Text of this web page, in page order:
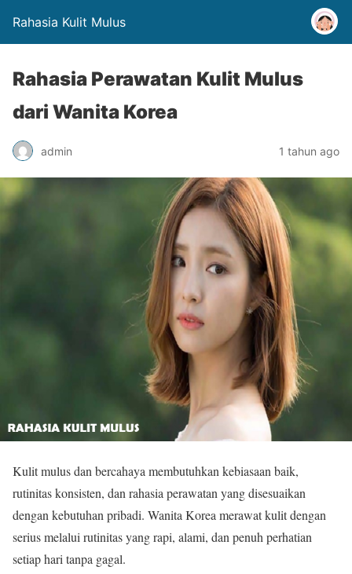
Rahasia Kulit Mulus
Rahasia Perawatan Kulit Mulus
dari Wanita Korea
admin 1 tahun ago
Kulit mulus dan bercahaya membutuhkan kebiasaan baik,
rutinitas konsisten, dan rahasia perawatan yang disesuaikan
dengan kebutuhan pribadi. Wanita Korea merawat kulit dengan
serius melalui rutinitas yang rapi, alami, dan penuh perhatian
setiap hari tanpa gagal.